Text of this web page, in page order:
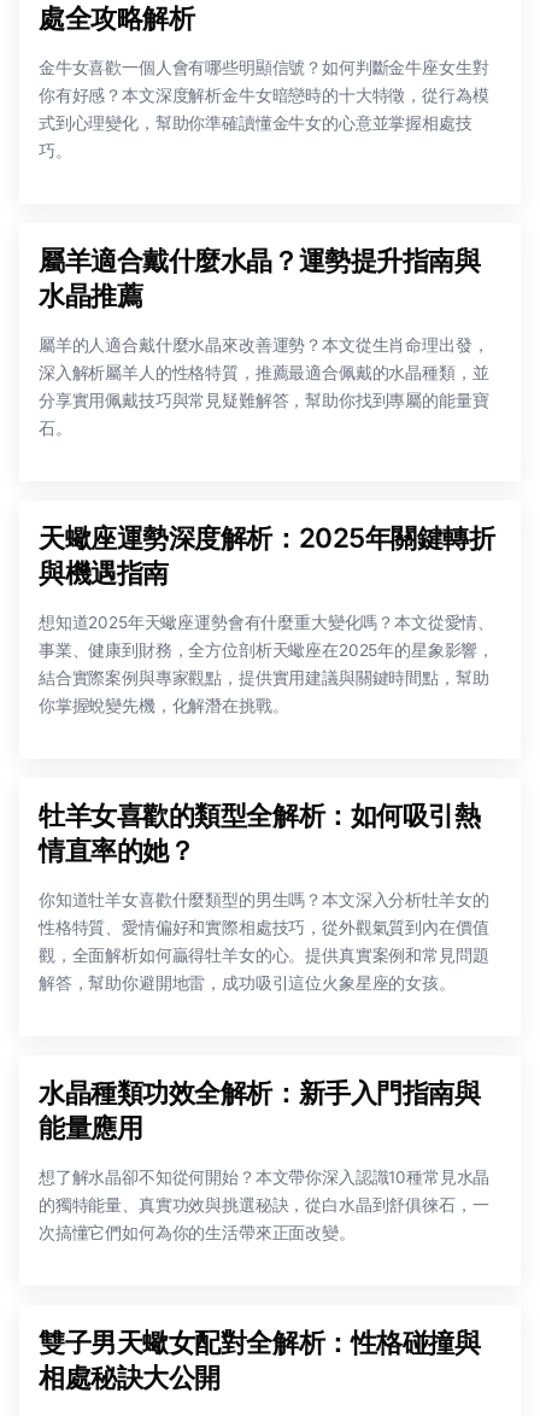
處全攻略解析
金牛女喜歡一個人會有哪些明顯信號？如何判斷金牛座女生對
你有好感？本文深度解析金牛女暗戀時的十大特徵，從行為模
式到心理變化，幫助你準確讀懂金牛女的心意並掌握相處技
巧。
屬羊適合戴什麼水晶？運勢提升指南與
水晶推薦
屬羊的人適合戴什麼水晶來改善運勢？本文從生肖命理出發，
深入解析屬羊人的性格特質，推薦最適合佩戴的水晶種類，並
分享實用佩戴技巧與常見疑難解答，幫助你找到專屬的能量寶
石。
天蠍座運勢深度解析：2025年關鍵轉折
與機遇指南
想知道2025年天蠍座運勢會有什麼重大變化嗎？本文從愛情、
事業、健康到財務，全方位剖析天蠍座在2025年的星象影響，
結合實際案例與專家觀點，提供實用建議與關鍵時間點，幫助
你掌握蛻變先機，化解潛在挑戰。
牡羊女喜歡的類型全解析：如何吸引熱
情直率的她？
你知道牡羊女喜歡什麼類型的男生嗎？本文深入分析牡羊女的
性格特質、愛情偏好和實際相處技巧，從外觀氣質到內在價值
觀，全面解析如何贏得牡羊女的心。提供真實案例和常見問題
解答，幫助你避開地雷，成功吸引這位火象星座的女孩。
水晶種類功效全解析：新手入門指南與
能量應用
想了解水晶卻不知從何開始？本文帶你深入認識10種常見水晶
的獨特能量、真實功效與挑選秘訣，從白水晶到舒俱徠石，一
次搞懂它們如何為你的生活帶來正面改變。
雙子男天蠍女配對全解析：性格碰撞與
相處秘訣大公開